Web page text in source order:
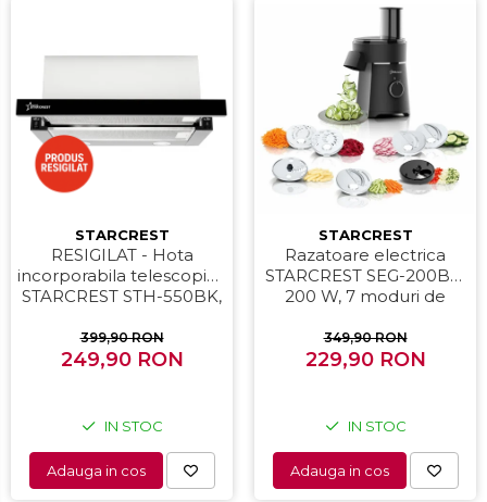
STARCREST
RESIGILAT - Hota
incorporabila telescopica
STARCREST STH-550BK,
m3/h, 1 Motor, 2 Trepte
putere, 60 cm, Negru
399,90 RON
249,90 RON
IN STOC
Adauga in cos
STARCREST
Razatoare electrica
STARCREST SEG-200BK,
200 W, 7 moduri de
349,90 RON
229,90 RON
IN STOC
Adauga in cos